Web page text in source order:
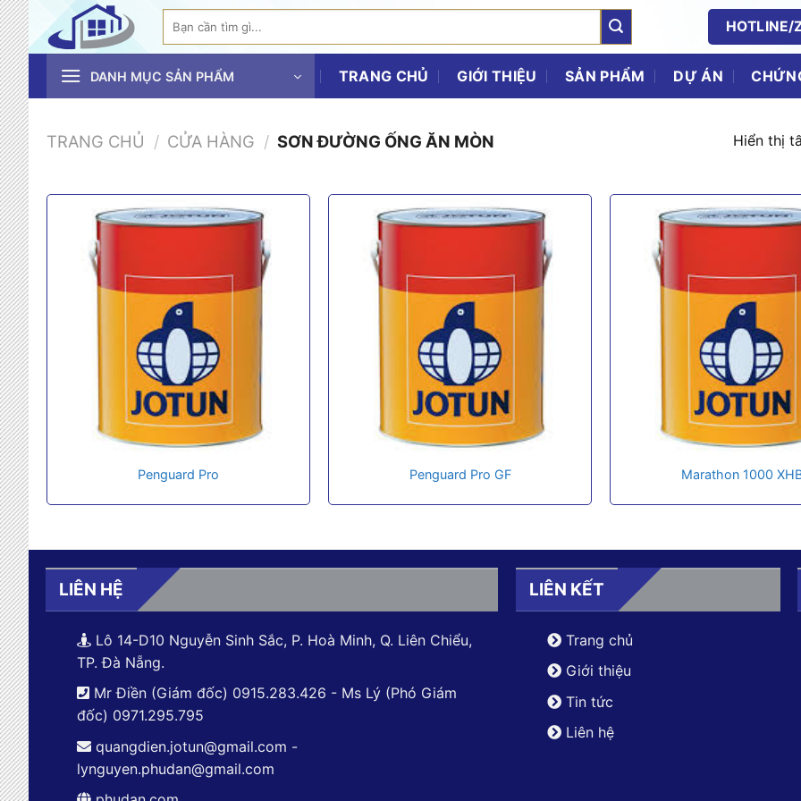
Bỏ
qua
nội
dung
kiếm:
DANH MỤC SẢN PHẨM TRANG CHỦ GIỚI THIỆU SẢN PHẨM DỰ ÁN
TRANG CHỦ / CỬA HÀNG / SƠN ĐƯỜNG ỐNG ĂN MÒN Hiển thị
Penguard Pro Penguard Pro GF Marathon 1000
LIÊN HỆ
Lô 14-D10 Nguyễn Sinh Sắc, P. Hoà Minh, Q. Liên Chiểu,
TP. Đà Nẵng.
Mr Điền (Giám đốc) 0915.283.426 - Ms Lý (Phó Giám
đốc) 0971.295.795
quangdien.jotun@gmail.com -
lynguyen.phudan@gmail.com
LIÊN KẾT
Trang chủ
Giới thiệu
Tin tức
Liên hệ